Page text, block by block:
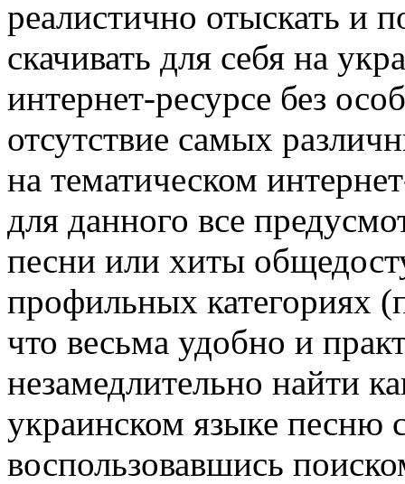
реалистично отыскать и
скачивать для себя на
интернет-ресурсе без
отсутствие самых
на тематическом
для данного все
песни или хиты
профильных категориях
что весьма удобно и
незамедлительно найти
украинском языке песню
воспользовавшись